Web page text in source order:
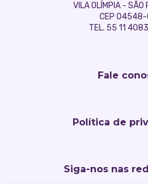
VILA OLÍMPIA - SÃO
CEP
TEL. 55 11
Fale
Política de
Siga-nos nas